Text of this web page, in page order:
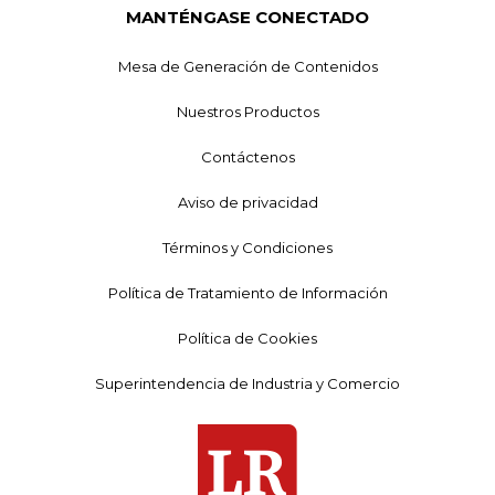
MANTÉNGASE CONECTADO
Mesa de Generación de Contenidos
Nuestros Productos
Contáctenos
Aviso de privacidad
Términos y Condiciones
Política de Tratamiento de Información
Política de Cookies
Superintendencia de Industria y Comercio